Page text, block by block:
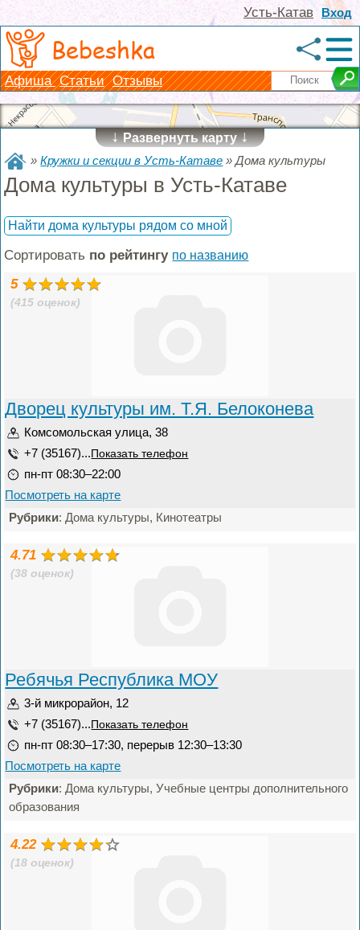
Вход
Усть-Катав
Bebeshka
Афиша Статьи Отзывы
↓Развернуть карту↓
»Кружки и секции в Усть-Катаве »Дома культуры
Дома культуры в Усть-Катаве
Найти дома культуры рядом со мной
Сортировать по рейтингу по названию
5
(415 оценок)
Дворец культуры им. Т.Я. Белоконева
Комсомольская улица, 38
+7 (35167)... Показать телефон
пн-пт 08:30–22:00
Посмотреть на карте
Рубрики: Дома культуры, Кинотеатры
4.71
(38 оценок)
Ребячья Республика МОУ
3-й микрорайон, 12
+7 (35167)... Показать телефон
пн-пт 08:30–17:30, перерыв 12:30–13:30
Посмотреть на карте
Рубрики: Дома культуры, Учебные центры дополнительного
образования
4.22
(18 оценок)